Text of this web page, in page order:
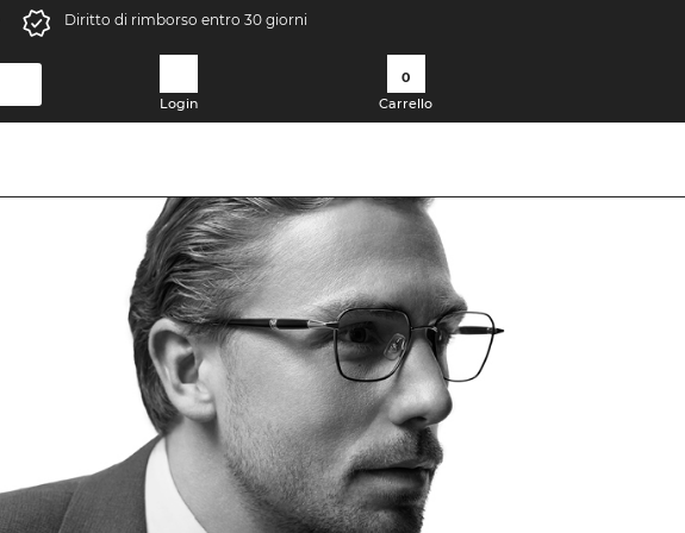
Diritto di rimborso entro 30 giorni
Login
0
Carrello